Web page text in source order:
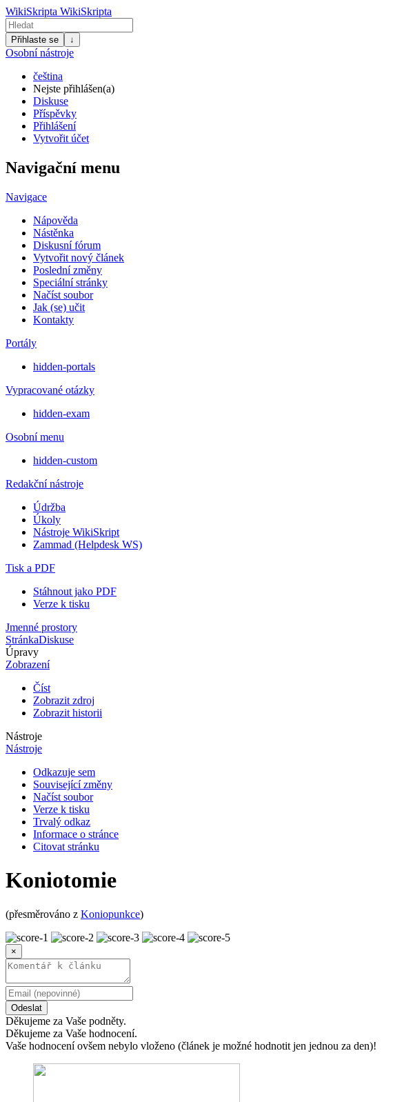
WikiSkripta WikiSkripta
Přihlaste se ↓
Osobní nástroje
čeština
Nejste přihlášen(a)
Diskuse
Příspěvky
Přihlášení
Vytvořit účet
Navigační menu
Navigace
Nápověda
Nástěnka
Diskusní fórum
Vytvořit nový článek
Poslední změny
Speciální stránky
Načíst soubor
Jak (se) učit
Kontakty
Portály
hidden-portals
Vypracované otázky
hidden-exam
Osobní menu
hidden-custom
Redakční nástroje
Údržba
Úkoly
Nástroje WikiSkript
Zammad (Helpdesk WS)
Tisk a PDF
Stáhnout jako PDF
Verze k tisku
Jmenné prostory
StránkaDiskuse
Úpravy
Zobrazení
Číst
Zobrazit zdroj
Zobrazit historii
Nástroje
Nástroje
Odkazuje sem
Související změny
Načíst soubor
Verze k tisku
Trvalý odkaz
Informace o stránce
Citovat stránku
Koniotomie
(přesměrováno z Koniopunkce)
×
Odeslat
Děkujeme za Vaše podněty.
Děkujeme za Vaše hodnocení.
Vaše hodnocení ovšem nebylo vloženo (článek je možné hodnotit jen jednou za den)!